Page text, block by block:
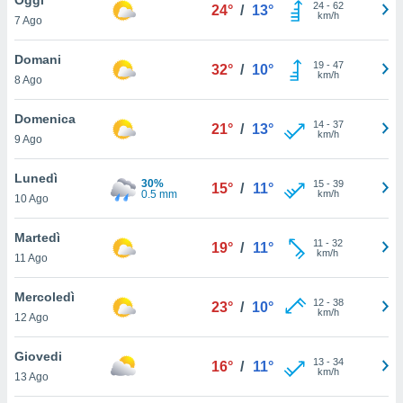
è
al sito
di
ci
di
il
un
la
nella
7 Ago
24° / 13° 24- 62
km/h
Domani
8 Ago
32° / 10° 19- 47
km/h
Domenica
9 Ago
21° / 13° 14- 37
km/h
Lunedì
10 Ago
30%
0.5 mm
15° / 11° 15- 39
km/h
Martedì
11 Ago
19° / 11° 11 - 32
km/h
Mercoledì
12 Ago
23° / 10° 12- 38
km/h
Giovedi
13 Ago
16° / 11° 13- 34
km/h